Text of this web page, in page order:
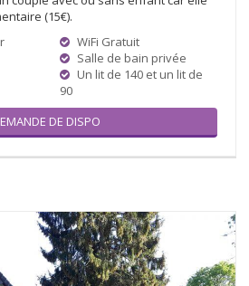
(15€).
WiFi Gratuit
Salle de bain privée
Un lit de 140 et un lit de
90
DE DISPO